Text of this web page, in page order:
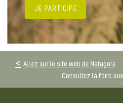
JE PARTICIPE
Allez sur le site web de Natagora
Consultez la foire